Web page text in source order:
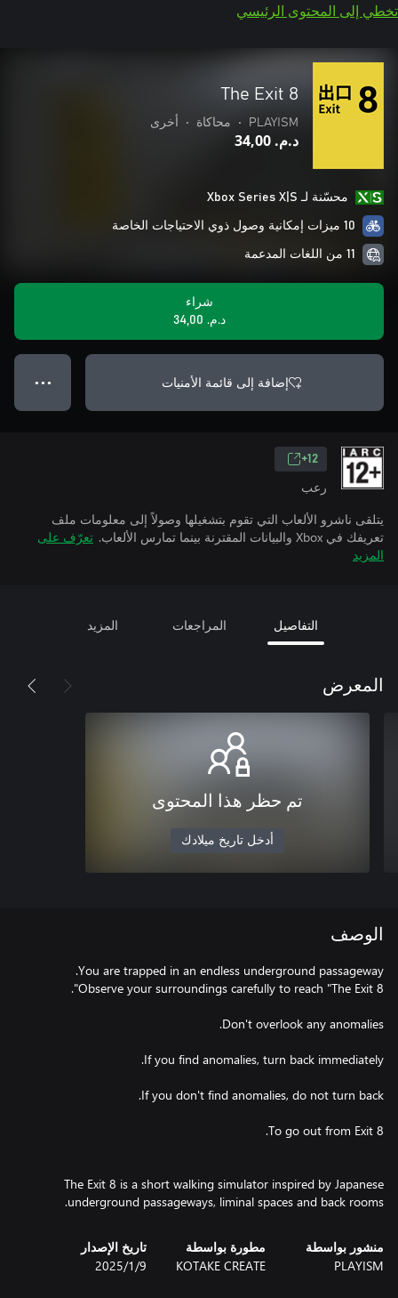
تخطي إلى المحتوى الرئيسي
The Exit 8
PLAYISM
• محاكاة • أخرى
د.م.‏ 34,00
محسّنة لـ Xbox Series X|S
10 ميزات إمكانية وصول ذوي الاحتياجات الخاصة
11 من اللغات المدعمة
شراء
د.م.‏ 34,00
إضافة إلى قائمة الأمنيات ● ● ●
12+
رعب
يتلقى ناشرو الألعاب التي تقوم بتشغيلها وصولاً إلى معلومات ملف
تعريفك في Xbox والبيانات المقترنة بينما تمارس الألعاب.
تعرّف على
المزيد
التفاصيل المراجعات المزيد
المعرض
تم حظر هذا المحتوى
أدخل تاريخ ميلادك
الوصف
The Exit 8 is a short walking simulator inspired by Japanese
underground passageways, liminal spaces and back rooms.
منشور بواسطة
PLAYISM
مطورة بواسطة
KOTAKE CREATE
تاريخ الإصدار
9‏/1‏/2025